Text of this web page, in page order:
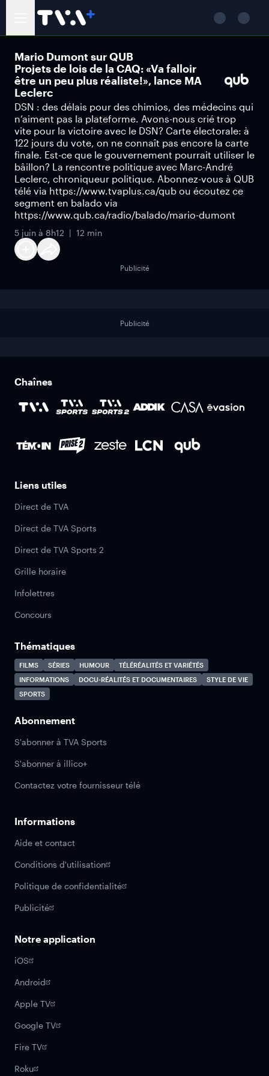
Mario Dumont sur QUB
Projets de lois de la CAQ: «Va falloir
être un peu plus réaliste!», lance MA
Leclerc
DSN : des délais pour des chimios, des médecins qui
n’aiment pas la plateforme. Avons-nous crié trop
vite pour la victoire avec le DSN? Carte électorale: à
122 jours du vote, on ne connaît pas encore la carte
finale. Est-ce que le gouvernement pourrait utiliser le
bâillon? La rencontre politique avec Marc-André
Leclerc, chroniqueur politique. Abonnez-vous à QUB
télé via https://www.tvaplus.ca/qub ou écoutez ce
segment en balado via
https://www.qub.ca/radio/balado/mario-dumont
5 juin à 8h12 12 min
Publicité
Publicité
Chaînes
Liens utiles
Direct de TVA
Direct de TVA Sports
Direct de TVA Sports 2
Grille horaire
Infolettres
Concours
Thématiques
FILMS SÉRIES HUMOUR
TÉLÉRÉALITÉS ET VARIÉTÉS
INFORMATIONS
DOCU-RÉALITÉS ET DOCUMENTAIRES
STYLE DE VIE
SPORTS
Abonnement
S'abonner à TVA Sports
S'abonner à illico+
Contactez votre fournisseur télé
Informations
Aide et contact
Conditions d'utilisation
Politique de confidentialité
Publicité
Notre application
iOS
Android
Apple TV
Google TV
Fire TV
Roku